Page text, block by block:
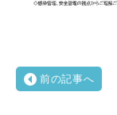
前の記事へ